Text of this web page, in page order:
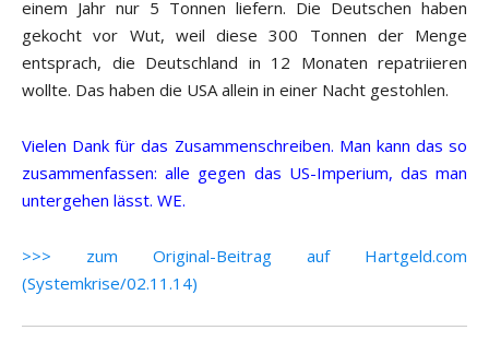
einem Jahr nur 5 Tonnen liefern. Die Deutschen haben
gekocht vor Wut, weil diese 300 Tonnen der Menge
entsprach, die Deutschland in 12 Monaten repatriieren
wollte. Das haben die USA allein in einer Nacht gestohlen.
Vielen Dank für das Zusammenschreiben. Man kann das so
zusammenfassen: alle gegen das US-Imperium, das man
untergehen lässt. WE.
>>> zum Original-Beitrag auf Hartgeld.com
(Systemkrise/02.11.14)